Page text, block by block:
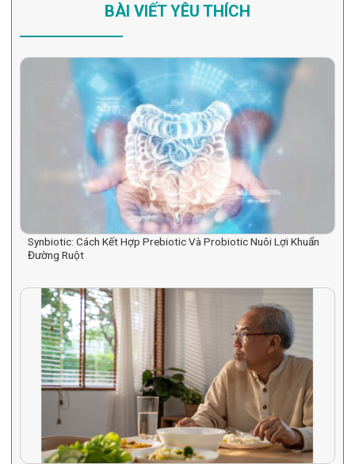
BÀI VIẾT YÊU THÍCH
Synbiotic: Cách Kết Hợp Prebiotic Và Probiotic Nuôi Lợi Khuẩn
Đường Ruột